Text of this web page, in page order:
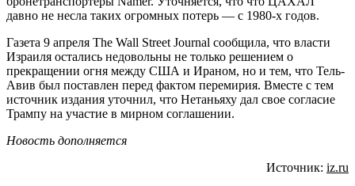
давно не несла таких огромных потерь — с 1980-х годов.
Газета 9 апреля The Wall Street Journal сообщила, что власти
Израиля остались недовольны не только решением о
прекращении огня между США и Ираном, но и тем, что Тель-
Авив был поставлен перед фактом перемирия. Вместе с тем
источник издания уточнил, что Нетаньяху дал свое согласие
Трампу на участие в мирном соглашении.
Новость дополняется
Источник: iz.ru